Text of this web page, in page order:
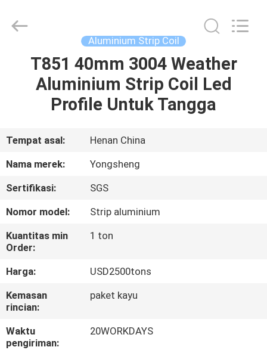
RUMAH
PRODUK
TENTANG
KAMI
TUR
PABRIK
KONTROL
KUALITAS
HUBUNGI
KAMI
Industry
Co.,Ltd..
Aluminium Strip Coil
T851 40mm 3004 Weather
Aluminium Strip Coil Led
Profile Untuk Tangga
Tempat asal:
Henan China
Nama merek:
Yongsheng
Sertifikasi:
SGS
Nomor model:
Strip aluminium
Kuantitas min
Order:
1 ton
Harga:
USD2500tons
Kemasan
rincian:
paket kayu
Waktu
pengiriman:
20WORKDAYS